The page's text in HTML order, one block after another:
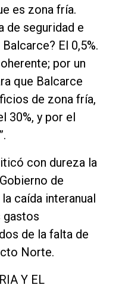
es zona fría.
de seguridad e
El 0,5%.
por un
que Balcarce
de zona fría,
30%, y por el
con dureza la
de
caída interanual
gastos
de la falta de
Norte.
Y EL